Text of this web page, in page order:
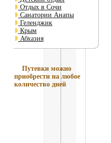
Отдых в Сочи
Санатории Анапы
Геленджик
Крым
Абхазия
Путевки можно
приобрести на любое
количество дней